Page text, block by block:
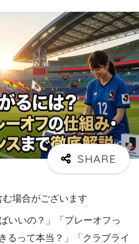
場合がございます
いいの？」「プレーオフっ
るって本当？」「クラブライ